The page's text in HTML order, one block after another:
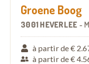
Groene Boog
3001 HEVERLEE -
à partir de €
à partir de €